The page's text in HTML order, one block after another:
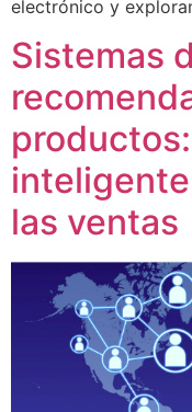
electrónico y
Sistemas
las ventas